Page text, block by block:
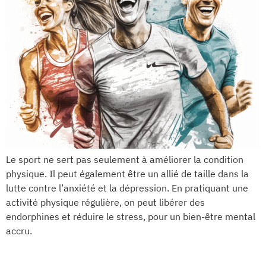
Le sport ne sert pas seulement à améliorer la condition
physique. Il peut également être un allié de taille dans la
lutte contre l’anxiété et la dépression. En pratiquant une
activité physique régulière, on peut libérer des
endorphines et réduire le stress, pour un bien-être mental
accru.